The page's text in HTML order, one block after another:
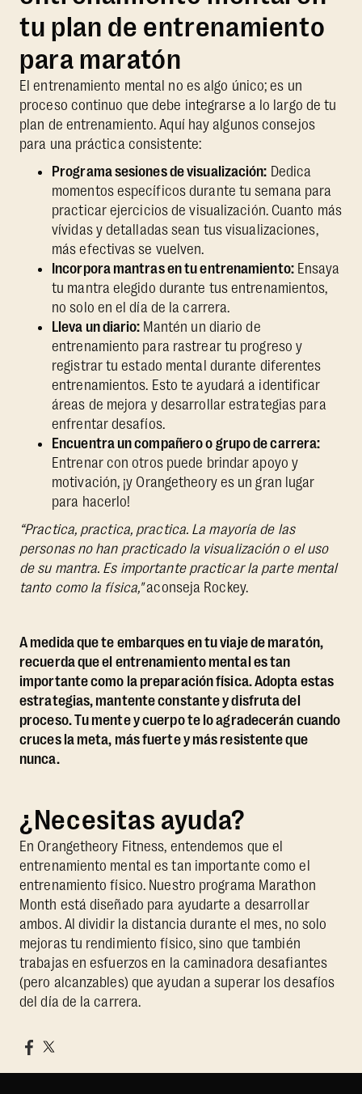
tu plan de entrenamiento
para maratón
El entrenamiento mental no es algo único; es un
proceso continuo que debe integrarse a lo largo de tu
plan de entrenamiento. Aquí hay algunos consejos
para una práctica consistente:
Programa sesiones de visualización: Dedica
momentos específicos durante tu semana para
practicar ejercicios de visualización. Cuanto más
vívidas y detalladas sean tus visualizaciones,
más efectivas se vuelven.
Incorpora mantras en tu entrenamiento:Ensaya
tu mantra elegido durante tus entrenamientos,
no solo en el día de la carrera.
Lleva un diario: Mantén un diario de
entrenamiento para rastrear tu progreso y
registrar tu estado mental durante diferentes
entrenamientos. Esto te ayudará a identificar
áreas de mejora y desarrollar estrategias para
enfrentar desafíos.
Encuentra un compañero o grupo de carrera:
Entrenar con otros puede brindar apoyo y
motivación, ¡y Orangetheory es un gran lugar
para hacerlo!
“Practica, practica, practica. La mayoría de las
personas no han practicado la visualización o el uso
de su mantra. Es importante practicar la parte mental
tanto como la física,"aconseja Rockey.
A medida que te embarques en tu viaje de maratón,
recuerda que el entrenamiento mental es tan
importante como la preparación física. Adopta estas
estrategias, mantente constante y disfruta del
proceso. Tu mente y cuerpo te lo agradecerán cuando
cruces la meta, más fuerte y más resistente que
nunca.
¿Necesitas ayuda?
En Orangetheory Fitness, entendemos que el
entrenamiento mental es tan importante como el
entrenamiento físico. Nuestro programa Marathon
Month está diseñado para ayudarte a desarrollar
ambos. Al dividir la distancia durante el mes, no solo
mejoras tu rendimiento físico, sino que también
trabajas en esfuerzos en la caminadora desafiantes
(pero alcanzables) que ayudan a superar los desafíos
del día de la carrera.